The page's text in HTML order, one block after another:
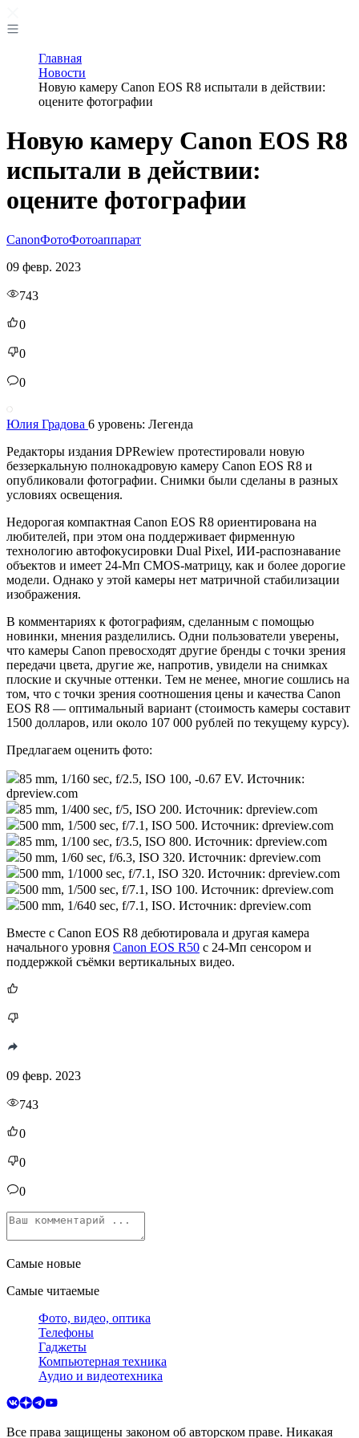
Главная
Новости
Новую камеру Canon EOS R8 испытали в действии:
оцените фотографии
Новую камеру Canon EOS R8
испытали в действии:
оцените фотографии
CanonФотоФотоаппарат
09 февр. 2023
743
0
0
0
Юлия Градова 6 уровень: Легенда
Редакторы издания DPRewiew протестировали новую
беззеркальную полнокадровую камеру Canon EOS R8 и
опубликовали фотографии. Снимки были сделаны в разных
условиях освещения.
Недорогая компактная Canon EOS R8 ориентирована на
любителей, при этом она поддерживает фирменную
технологию автофокусировки Dual Pixel, ИИ-распознавание
объектов и имеет 24-Мп CMOS-матрицу, как и более дорогие
модели. Однако у этой камеры нет матричной стабилизации
изображения.
В комментариях к фотографиям, сделанным с помощью
новинки, мнения разделились. Одни пользователи уверены,
что камеры Canon превосходят другие бренды с точки зрения
передачи цвета, другие же, напротив, увидели на снимках
плоские и скучные оттенки. Тем не менее, многие сошлись на
том, что с точки зрения соотношения цены и качества Canon
EOS R8 — оптимальный вариант (стоимость камеры составит
1500 долларов, или около 107 000 рублей по текущему курсу).
Предлагаем оценить фото:
85 mm, 1/160 sec, f/2.5, ISO 100, -0.67 EV. Источник:
dpreview.com
85 mm, 1/400 sec, f/5, ISO 200. Источник: dpreview.com
500 mm, 1/500 sec, f/7.1, ISO 500. Источник: dpreview.com
85 mm, 1/100 sec, f/3.5, ISO 800. Источник: dpreview.com
50 mm, 1/60 sec, f/6.3, ISO 320. Источник: dpreview.com
500 mm, 1/1000 sec, f/7.1, ISO 320. Источник: dpreview.com
500 mm, 1/500 sec, f/7.1, ISO 100. Источник: dpreview.com
500 mm, 1/640 sec, f/7.1, ISO. Источник: dpreview.com
Вместе с Canon EOS R8 дебютировала и другая камера
начального уровня Canon EOS R50 с 24-Мп сенсором и
поддержкой съёмки вертикальных видео.
09 февр. 2023
743
0
0
0
Самые новые
Самые читаемые
Фото, видео, оптика
Телефоны
Гаджеты
Компьютерная техника
Аудио и видеотехника
Все права защищены законом об авторском праве. Никакая